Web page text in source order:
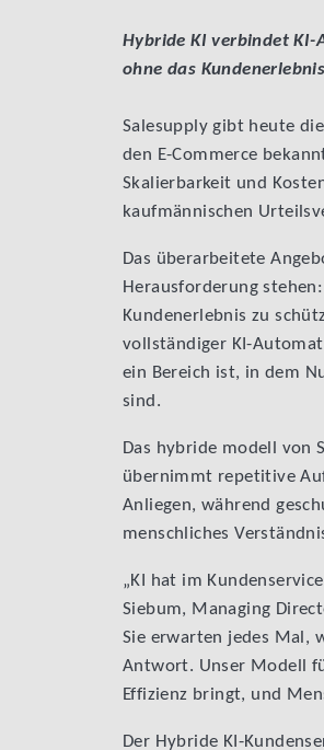
Hybride KI verbindet
ohne das
Salesupply gibt heute
den E-Commerce
Skalierbarkeit und
kaufmännischen
Das überarbeitete
Herausforderung
Kundenerlebnis zu
vollständiger KI-
ein Bereich ist, in dem
sind.
Das hybride modell von
übernimmt repetitive
Anliegen, während
menschliches
„KI hat im
Siebum, Managing
Sie erwarten jedes Mal,
Antwort. Unser Modell
Effizienz bringt, und
Der Hybride KI-